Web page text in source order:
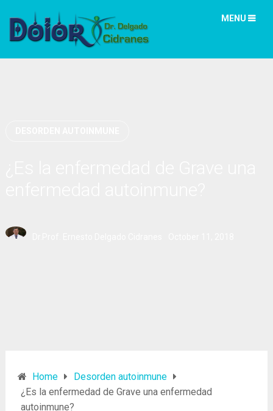
MENU
Home
Desorden autoinmune
¿Es la enfermedad de Grave una enfermedad
autoinmune?